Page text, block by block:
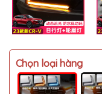
FORD
BMW
VOLVO
Chọn loại hàng